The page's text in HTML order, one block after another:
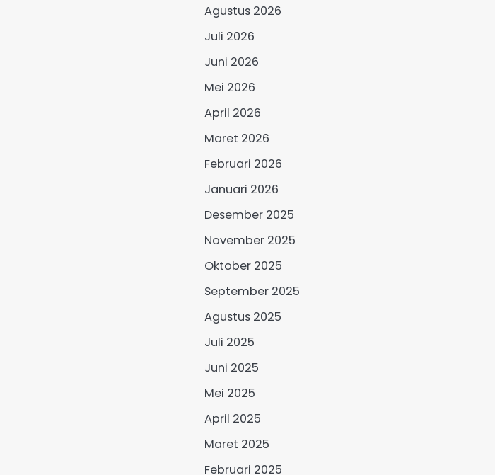
Agustus 2026
Juli 2026
Juni 2026
Mei 2026
April 2026
Maret 2026
Februari 2026
Januari 2026
Desember 2025
November 2025
Oktober 2025
September 2025
Agustus 2025
Juli 2025
Juni 2025
Mei 2025
April 2025
Maret 2025
Februari 2025